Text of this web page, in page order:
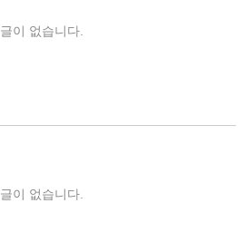
글이 없습니다.
글이 없습니다.